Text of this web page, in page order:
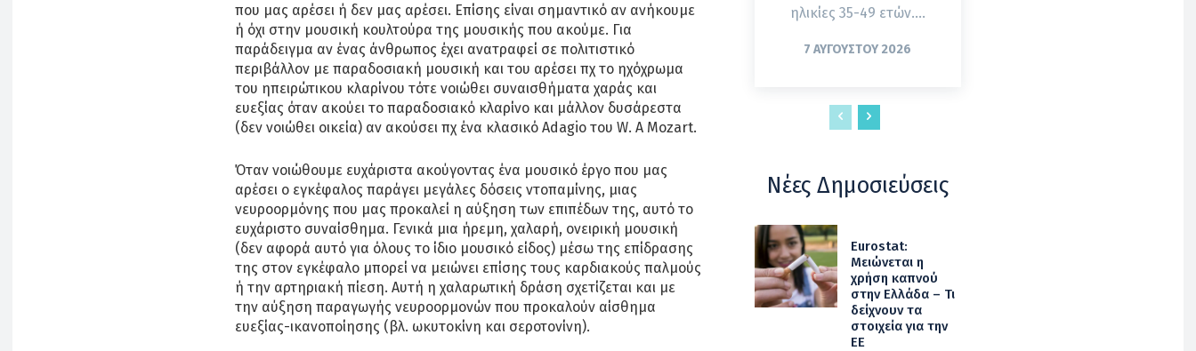
που μας αρέσει ή δεν μας αρέσει. Επίσης είναι σημαντικό αν ανήκουμε
ή όχι στην μουσική κουλτούρα της μουσικής που ακούμε. Για
παράδειγμα αν ένας άνθρωπος έχει ανατραφεί σε πολιτιστικό
περιβάλλον με παραδοσιακή μουσική και του αρέσει πχ το ηχόχρωμα
του ηπειρώτικου κλαρίνου τότε νοιώθει συναισθήματα χαράς και
ευεξίας όταν ακούει το παραδοσιακό κλαρίνο και μάλλον δυσάρεστα
(δεν νοιώθει οικεία) αν ακούσει πχ ένα κλασικό Adagio του W. A Mozart.
Όταν νοιώθουμε ευχάριστα ακούγοντας ένα μουσικό έργο που μας
αρέσει ο εγκέφαλος παράγει μεγάλες δόσεις ντοπαμίνης, μιας
νευροορμόνης που μας προκαλεί η αύξηση των επιπέδων της, αυτό το
ευχάριστο συναίσθημα. Γενικά μια ήρεμη, χαλαρή, ονειρική μουσική
(δεν αφορά αυτό για όλους το ίδιο μουσικό είδος) μέσω της επίδρασης
της στον εγκέφαλο μπορεί να μειώνει επίσης τους καρδιακούς παλμούς
ή την αρτηριακή πίεση. Αυτή η χαλαρωτική δράση σχετίζεται και με
την αύξηση παραγωγής νευροορμονών που προκαλούν αίσθημα
ευεξίας-ικανοποίησης (βλ. ωκυτοκίνη και σεροτονίνη).
ηλικίες 35-49 ετών....
7 ΑΥΓΟΎΣΤΟΥ 2026
Νέες Δημοσιεύσεις
Eurostat:
Μειώνεται η
χρήση καπνού
στην Ελλάδα – Τι
δείχνουν τα
στοιχεία για την
ΕΕ